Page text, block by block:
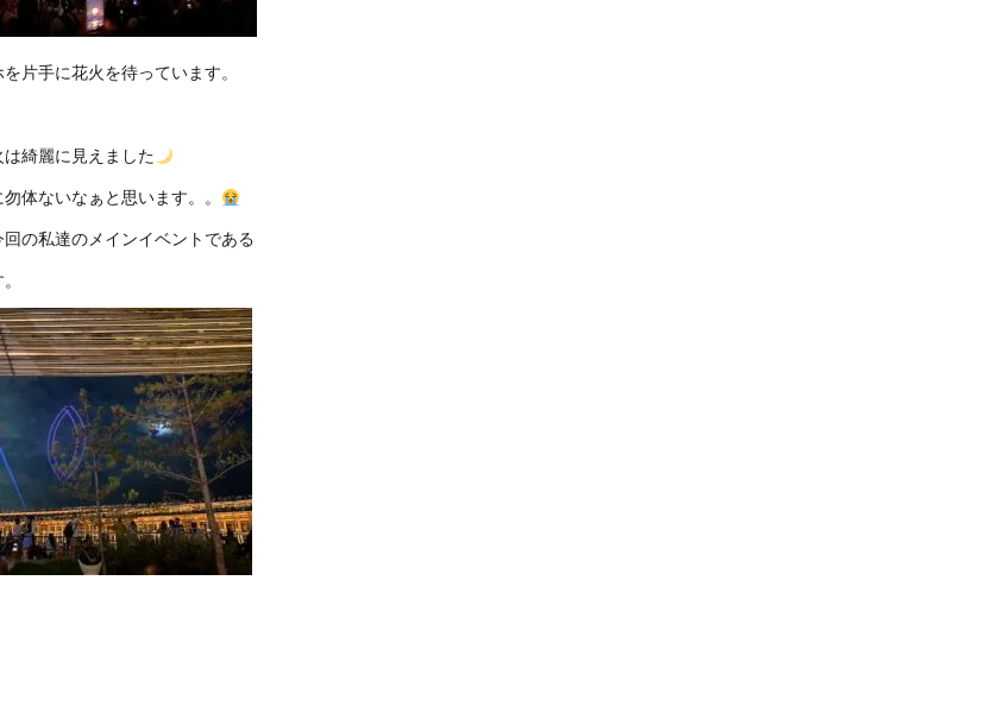
片手に花火を待っています。
綺麗に見えました
体ないなぁと思います。。
の私達のメインイベントである